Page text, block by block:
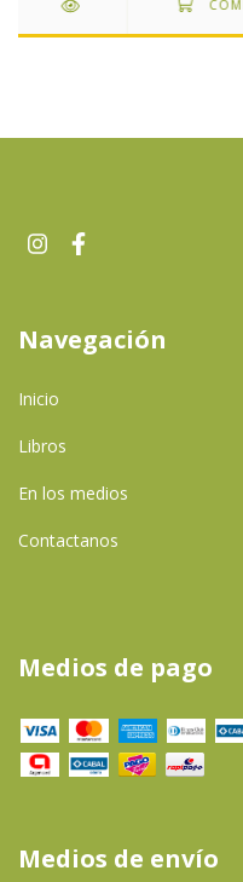
Navegación
Inicio
Libros
En los medios
Contactanos
Medios de pago
Medios de envío